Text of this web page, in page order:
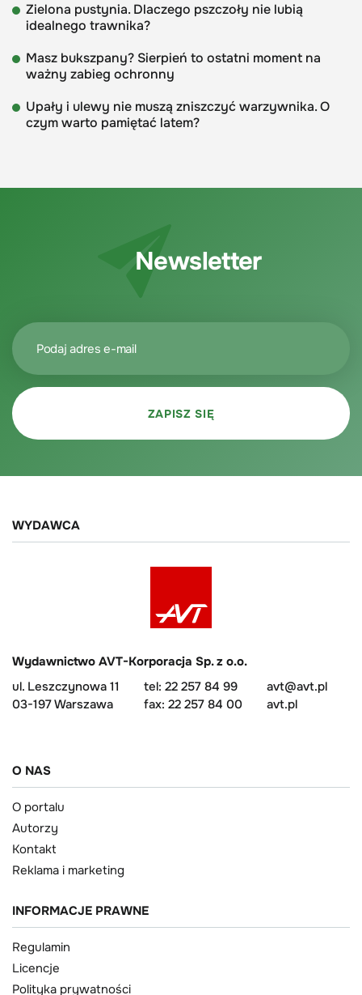
Zielona pustynia. Dlaczego pszczoły nie lubią
idealnego trawnika?
Masz bukszpany? Sierpień to ostatni moment na
ważny zabieg ochronny
Upały i ulewy nie muszą zniszczyć warzywnika. O
czym warto pamiętać latem?
Newsletter
WYDAWCA
Wydawnictwo AVT-Korporacja Sp. z o.o.
ul. Leszczynowa 11
03-197 Warszawa
tel: 22 257 84 99
fax: 22 257 84 00
avt@avt.pl
avt.pl
O NAS
O portalu
Autorzy
Kontakt
Reklama i marketing
INFORMACJE PRAWNE
Regulamin
Licencje
Polityka prywatności